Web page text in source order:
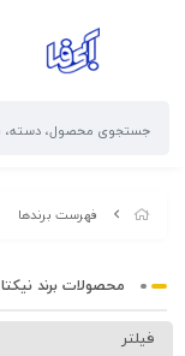
فهرست برندها
محصولات برند نیکتا
فیلتر